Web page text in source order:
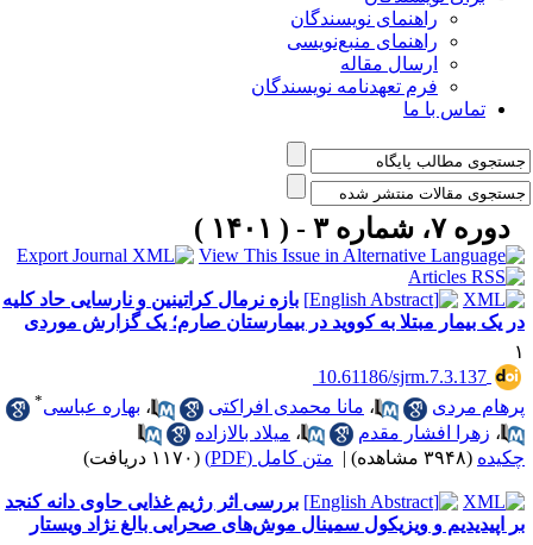
راهنمای نویسندگان
راهنمای منبع‌نویسی
ارسال مقاله
فرم تعهدنامه نویسندگان
تماس با ما
دوره ۷، شماره ۳ - ( ۱۴۰۱ )
بازه نرمال کراتینین و نارسایی حاد کلیه
یک بیمار مبتلا به کووید در بیمارستان صارم؛ یک گزارش موردی
‎ 10.61186/sjrm.7.3.137
مردی
،مانا محمدی افراکتی ،بهاره عباسی
،زهرا افشار مقدم ،میلاد بالازاده
(۳۹۴۸ مشاهده) | متن کامل (PDF) (۱۱۷۰ دریافت)
بررسی اثر رژیم غذایی حاوی دانه کنجد
اپیدیدیم و ویزیکول سمینال موش‌های صحرایی بالغ نژاد ویستار